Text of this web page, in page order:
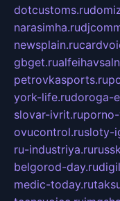
dotcustoms.ru
narasimha.ru
newsplain.ru
gbget.ru
petrovkasports.ru
york-life.rudoroga-
slovar-ivrit.ru
ovucontrol.rusloty-
ru-industriya.ru
belgorod-day.ru
medic-today.ru